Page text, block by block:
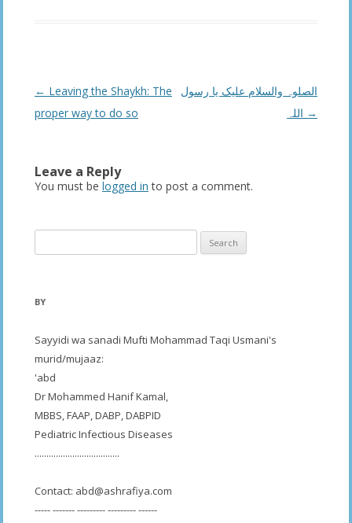
Post
navigation
← Leaving the Shaykh: The
proper way to do so
الصلوہ والسلام علیک یا رسول
→
Leave a Reply
You must be logged in to post a comment.
for:
BY
Sayyidi wa sanadi Mufti Mohammad Taqi Usmani's
murid/mujaaz:
'abd
Dr Mohammed Hanif Kamal,
MBBS, FAAP, DABP, DABPID
Pediatric Infectious Diseases
....................................
Contact: abd@ashrafiya.com
----- ------- --------- --------- ------